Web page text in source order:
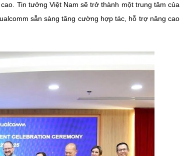
Tin tưởng Việt Nam sẽ trở thành một trung tâm của
sẵn sàng tăng cường hợp tác, hỗ trợ nâng cao